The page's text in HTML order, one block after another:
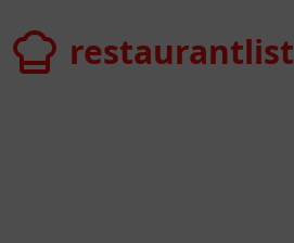
restaurantlistrestaurantlist